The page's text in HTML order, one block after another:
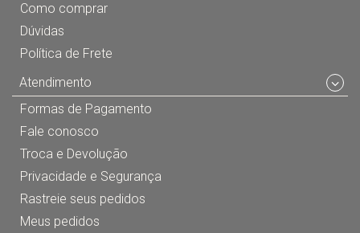
Como comprar
Dúvidas
Política de Frete
Atendimento
Formas de Pagamento
Fale conosco
Troca e Devolução
Privacidade e Segurança
Rastreie seus pedidos
Meus pedidos